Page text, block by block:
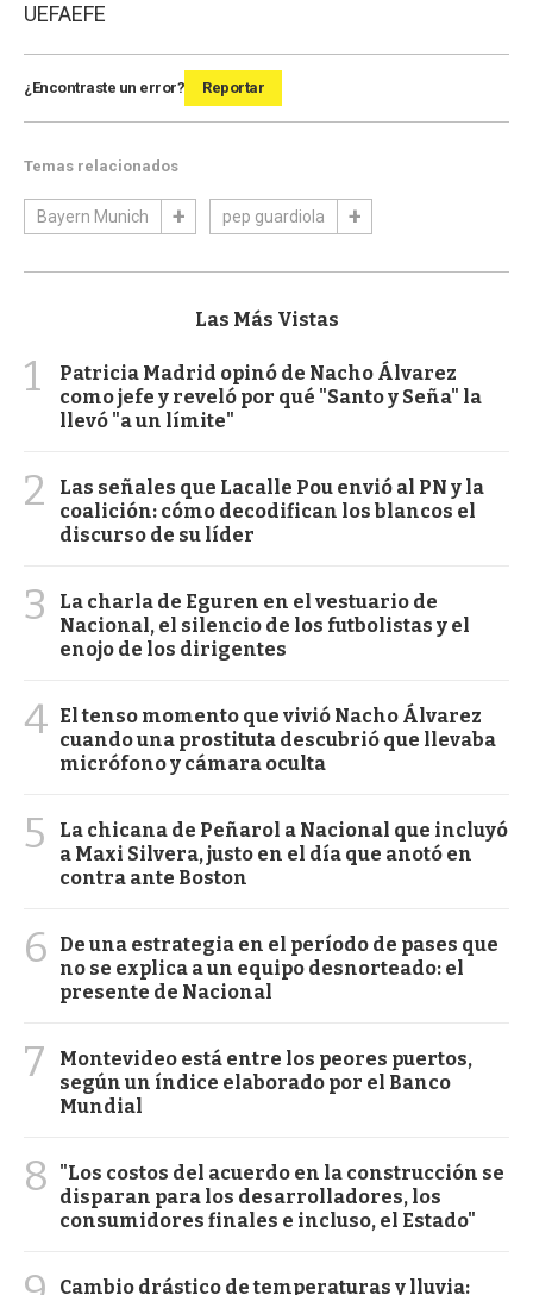
UEFAEFE
¿Encontraste un error? Reportar
Temas relacionados
Bayern Munich pep guardiola
Las Más Vistas
1
Patricia Madrid opinó de Nacho Álvarez
como jefe y reveló por qué "Santo y Seña" la
llevó "a un límite"
2
Las señales que Lacalle Pou envió al PN y la
coalición: cómo decodifican los blancos el
discurso de su líder
3
La charla de Eguren en el vestuario de
Nacional, el silencio de los futbolistas y el
enojo de los dirigentes
4 El tenso momento que vivió Nacho Álvarez
cuando una prostituta descubrió que llevaba
micrófono y cámara oculta
5
La chicana de Peñarol a Nacional que incluyó
a Maxi Silvera, justo en el día que anotó en
contra ante Boston
6
De una estrategia en el período de pases que
no se explica a un equipo desnorteado: el
presente de Nacional
7
Montevideo está entre los peores puertos,
según un índice elaborado por el Banco
Mundial
8
"Los costos del acuerdo en la construcción se
disparan para los desarrolladores, los
consumidores finales e incluso, el Estado"
Cambio drástico de temperaturas y lluvia: